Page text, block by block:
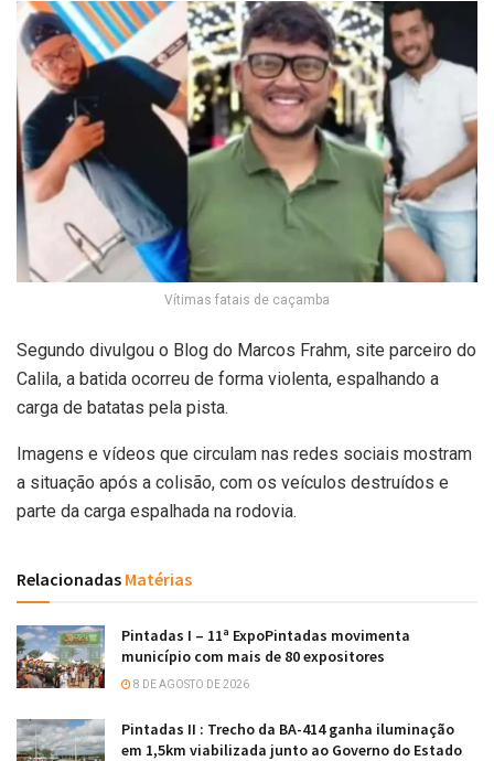
Vítimas fatais de caçamba
Segundo divulgou o Blog do Marcos Frahm, site parceiro do
Calila, a batida ocorreu de forma violenta, espalhando a
carga de batatas pela pista.
Imagens e vídeos que circulam nas redes sociais mostram
a situação após a colisão, com os veículos destruídos e
parte da carga espalhada na rodovia.
Relacionadas Matérias
Pintadas I – 11ª ExpoPintadas movimenta
município com mais de 80 expositores
8 DE AGOSTO DE 2026
Pintadas II : Trecho da BA-414 ganha iluminação
em 1,5km viabilizada junto ao Governo do Estado